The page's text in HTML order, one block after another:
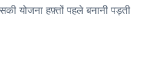
योजना हफ़्तों पहले बनानी पड़ती